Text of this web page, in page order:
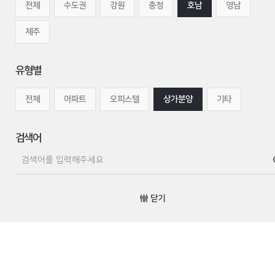
전체 수도권 강원 충청 호남 영남
제주
유형별
전체 아파트 오피스텔 상가분양 기타
검색어
닫기